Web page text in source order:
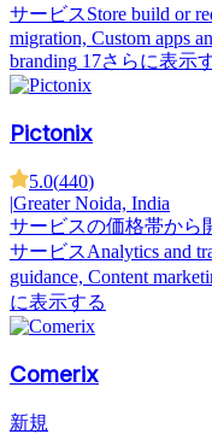
サービスStore build or
migration, Custom apps
branding 17さらに表示
Pictonix
5.0(440)
|Greater Noida, India
サービスの価格帯から
サービスAnalytics and
guidance, Content
に表示する
Comerix
新規